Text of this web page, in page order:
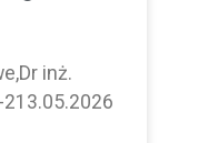
inż.
213.05.2026